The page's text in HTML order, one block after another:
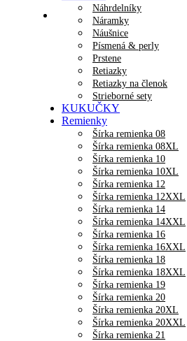
Náhrdelníky
Náramky
Náušnice
Písmená & perly
Prstene
Retiazky
Retiazky na členok
Strieborné sety
KUKUČKY
Remienky
Šírka remienka 08
Šírka remienka 08XL
Šírka remienka 10
Šírka remienka 10XL
Šírka remienka 12
Šírka remienka 12XXL
Šírka remienka 14
Šírka remienka 14XXL
Šírka remienka 16
Šírka remienka 16XXL
Šírka remienka 18
Šírka remienka 18XXL
Šírka remienka 19
Šírka remienka 20
Šírka remienka 20XL
Šírka remienka 20XXL
Šírka remienka 21